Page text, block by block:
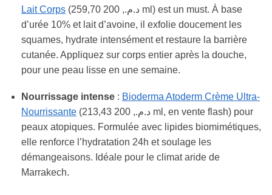
Lait Corps (259,70 د.م., 200 ml) est un must. À base
d’urée 10% et lait d’avoine, il exfolie doucement les
squames, hydrate intensément et restaure la barrière
cutanée. Appliquez sur corps entier après la douche,
pour une peau lisse en une semaine.
Nourrissage intense : Bioderma Atoderm Crème Ultra-
Nourrissante (213,43 د.م., 200 ml, en vente flash) pour
peaux atopiques. Formulée avec lipides biomimétiques,
elle renforce l’hydratation 24h et soulage les
démangeaisons. Idéale pour le climat aride de
Marrakech.